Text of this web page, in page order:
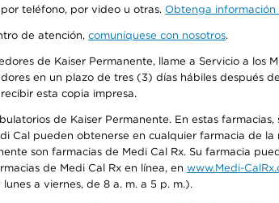
teléfono, por video u otras. Obtenga información
de atención, comuníquese con nosotros.
de Kaiser Permanente, llame a Servicio a los
en un plazo de tres (3) días hábiles después
esta copia impresa.
de Kaiser Permanente. En estas
Cal pueden obtenerse en cualquier farmacia de
son farmacias de Medi Cal Rx. Su farmacia
de Medi Cal Rx en línea, en www.Medi-
lunes a viernes, de 8 a. m. a 5 p. m.).